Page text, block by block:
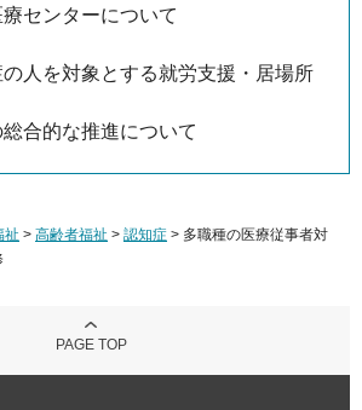
センターについて
人を対象とする就労支援・居場所
合的な推進について
祉 > 高齢者福祉 > 認知症 > 多職種の医療従事者対
PAGE TOP